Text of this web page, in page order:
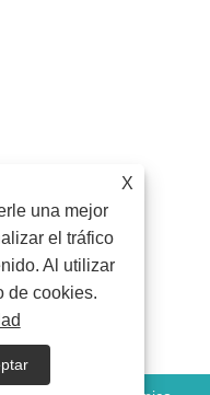
X
una mejor
el tráfico
Al utilizar
de cookies.